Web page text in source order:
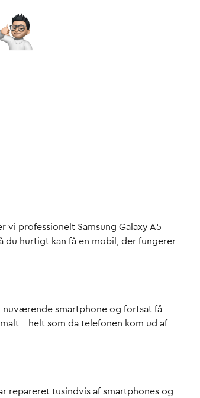
vi professionelt Samsung Galaxy A5
hurtigt kan få en mobil, der fungerer
nuværende smartphone og fortsat få
– helt som da telefonen kom ud af
repareret tusindvis af smartphones og